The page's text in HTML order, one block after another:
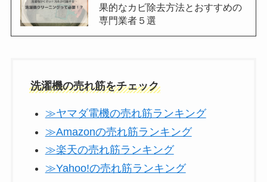
果的なカビ除去方法とおすすめの
専門業者５選
洗濯機の売れ筋をチェック
≫ヤマダ電機の売れ筋ランキング
≫Amazonの売れ筋ランキング
≫楽天の売れ筋ランキング
≫Yahoo!の売れ筋ランキング